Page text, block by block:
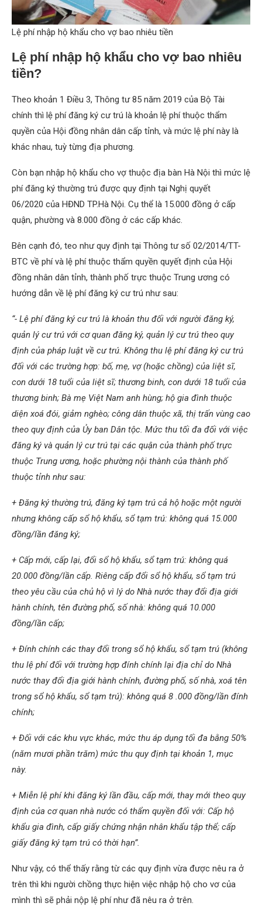
Lệ phí nhập hộ khẩu cho vợ bao nhiêu tiền
Lệ phí nhập hộ khẩu cho vợ bao nhiêu
tiền?
Theo khoản 1 Điều 3, Thông tư 85 năm 2019 của Bộ Tài
chính thì lệ phí đăng ký cư trú là khoản lệ phí thuộc thẩm
quyền của Hội đồng nhân dân cấp tỉnh, và mức lệ phí này là
khác nhau, tuỳ từng địa phương.
Còn bạn nhập hộ khẩu cho vợ thuộc địa bàn Hà Nội thì mức lệ
phí đăng ký thường trú được quy định tại Nghị quyết
06/2020 của HĐND TP.Hà Nội. Cụ thể là 15.000 đồng ở cấp
quận, phường và 8.000 đồng ở các cấp khác.
Bên cạnh đó, teo như quy định tại Thông tư số 02/2014/TT-
BTC về phí và lệ phí thuộc thẩm quyền quyết định của Hội
đồng nhân dân tỉnh, thành phố trực thuộc Trung ương có
hướng dẫn về lệ phí đăng ký cư trú như sau:
“- Lệ phí đăng ký cư trú là khoản thu đối với người đăng ký,
quản lý cư trú với cơ quan đăng ký, quản lý cư trú theo quy
định của pháp luật về cư trú. Không thu lệ phí đăng ký cư trú
đối với các trường hợp: bố, mẹ, vợ (hoặc chồng) của liệt sĩ,
con dưới 18 tuổi của liệt sĩ; thương binh, con dưới 18 tuổi của
thương binh; Bà mẹ Việt Nam anh hùng; hộ gia đình thuộc
diện xoá đói, giảm nghèo; công dân thuộc xã, thị trấn vùng cao
theo quy định của Ủy ban Dân tộc. Mức thu tối đa đối với việc
đăng ký và quản lý cư trú tại các quận của thành phố trực
thuộc Trung ương, hoặc phường nội thành của thành phố
thuộc tỉnh như sau:
+ Đăng ký thường trú, đăng ký tạm trú cả hộ hoặc một người
nhưng không cấp sổ hộ khẩu, sổ tạm trú: không quá 15.000
đồng/lần đăng ký;
+ Cấp mới, cấp lại, đổi sổ hộ khẩu, sổ tạm trú: không quá
20.000 đồng/lần cấp. Riêng cấp đổi sổ hộ khẩu, sổ tạm trú
theo yêu cầu của chủ hộ vì lý do Nhà nước thay đổi địa giới
hành chính, tên đường phố, số nhà: không quá 10.000
đồng/lần cấp;
+ Đính chính các thay đổi trong sổ hộ khẩu, sổ tạm trú (không
thu lệ phí đối với trường hợp đính chính lại địa chỉ do Nhà
nước thay đổi địa giới hành chính, đường phố, số nhà, xoá tên
trong sổ hộ khẩu, sổ tạm trú): không quá 8 .000 đồng/lần đính
chính;
+ Đối với các khu vực khác, mức thu áp dụng tối đa bằng 50%
(năm mươi phần trăm) mức thu quy định tại khoản 1, mục
này.
+ Miễn lệ phí khi đăng ký lần đầu, cấp mới, thay mới theo quy
định của cơ quan nhà nước có thẩm quyền đối với: Cấp hộ
khẩu gia đình, cấp giấy chứng nhận nhân khẩu tập thể; cấp
giấy đăng ký tạm trú có thời hạn”.
Như vậy, có thể thấy rằng từ các quy định vừa được nêu ra ở
trên thì khi người chồng thực hiện việc nhập hộ cho vơ của
mình thì sẽ phải nộp lệ phí như đã nêu ra ở trên.